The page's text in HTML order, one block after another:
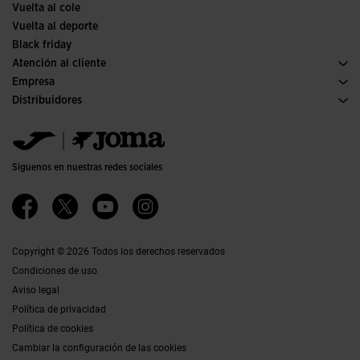
Vuelta al cole
Vuelta al deporte
Black friday
Atención al cliente
Condiciones de compra
Transporte y entrega
Preguntas frecuentes
Empresa
Historia
Política de calidad y medio ambiente
Trabaja con nosotros
Proyectos subvencionados
Canal ético
Distribuidores
Jomanet
Área marketing
Contacto
Siguenos en nuestras redes sociales
Copyright © 2026 Todos los derechos reservados
Condiciones de uso
Aviso legal
Política de privacidad
Política de cookies
Cambiar la configuración de las cookies